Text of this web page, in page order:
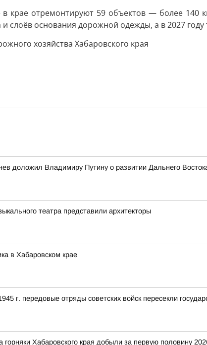
крае отремонтируют 59 объектов — более 140
слоёв основания дорожной одежды, а в 2027 году
хозяйства Хабаровского края
Владимиру Путину о развитии Дальнего
театра представили архитекторы
в Хабаровском крае
г. передовые отряды советских войск пересекли
Хабаровского края добыли за первую половину